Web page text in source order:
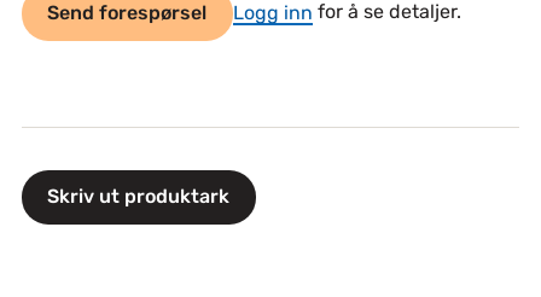
Send forespørsel Logg inn for å se detaljer.
Skriv ut produktark